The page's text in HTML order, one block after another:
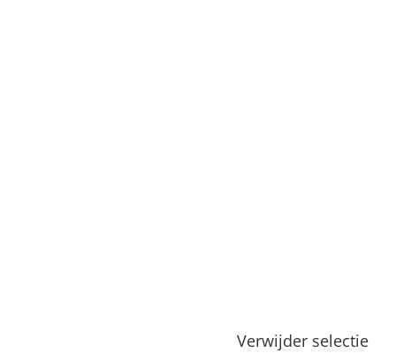
Verwijder selectie